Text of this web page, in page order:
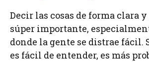
Decir las cosas de forma clara
súper importante,
donde la gente se distrae fácil.
es fácil de entender, es más